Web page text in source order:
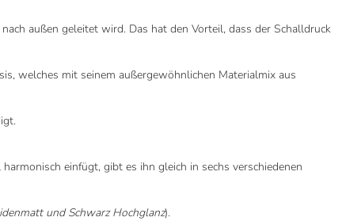
außen geleitet wird. Das hat den Vorteil, dass der Schalldruck
welches mit seinem außergewöhnlichen Materialmix aus
einfügt, gibt es ihn gleich in sechs verschiedenen
und Schwarz Hochglanz).